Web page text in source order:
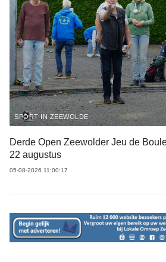
SPORT IN ZEEWOLDE
Derde Open Zeewolder Jeu de
22 augustus
05-08-2026 11:00:17